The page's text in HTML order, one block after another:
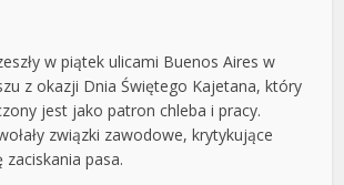
w piątek ulicami Buenos Aires w
z okazji Dnia Świętego Kajetana, który
jest jako patron chleba i pracy.
związki zawodowe, krytykujące
pasa.